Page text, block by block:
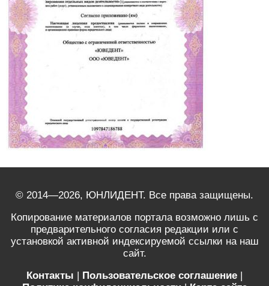
© 2014—2026, ЮНЛИДЕНТ. Все права защищены.
Копирование материалов портала возможно лишь с
предварительного согласия редакции или с
установкой активной индексируемой ссылки на наш
сайт.
Контакты | Пользовательское соглашение |